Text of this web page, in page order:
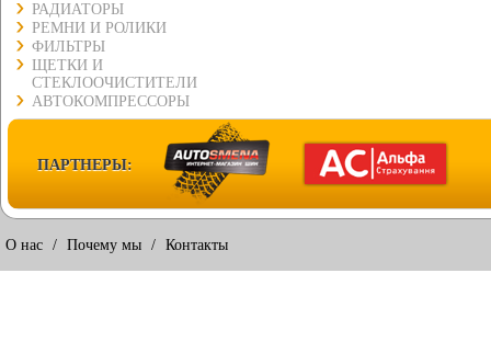
РАДИАТОРЫ
РЕМНИ И РОЛИКИ
ФИЛЬТРЫ
ЩЕТКИ И
СТЕКЛООЧИСТИТЕЛИ
АВТОКОМПРЕССОРЫ
ПАРТНЕРЫ:
О нас / Почему мы / Контакты